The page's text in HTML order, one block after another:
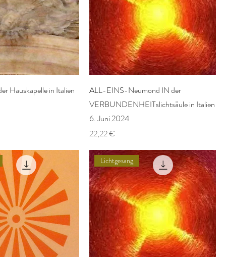
Hauskapelle in Italien
ALL-EINS-Neumond IN der
VERBUNDENHEITslichtsäule in Italien
6. Juni 2024
Preis
22,22 €
Lichtgesang